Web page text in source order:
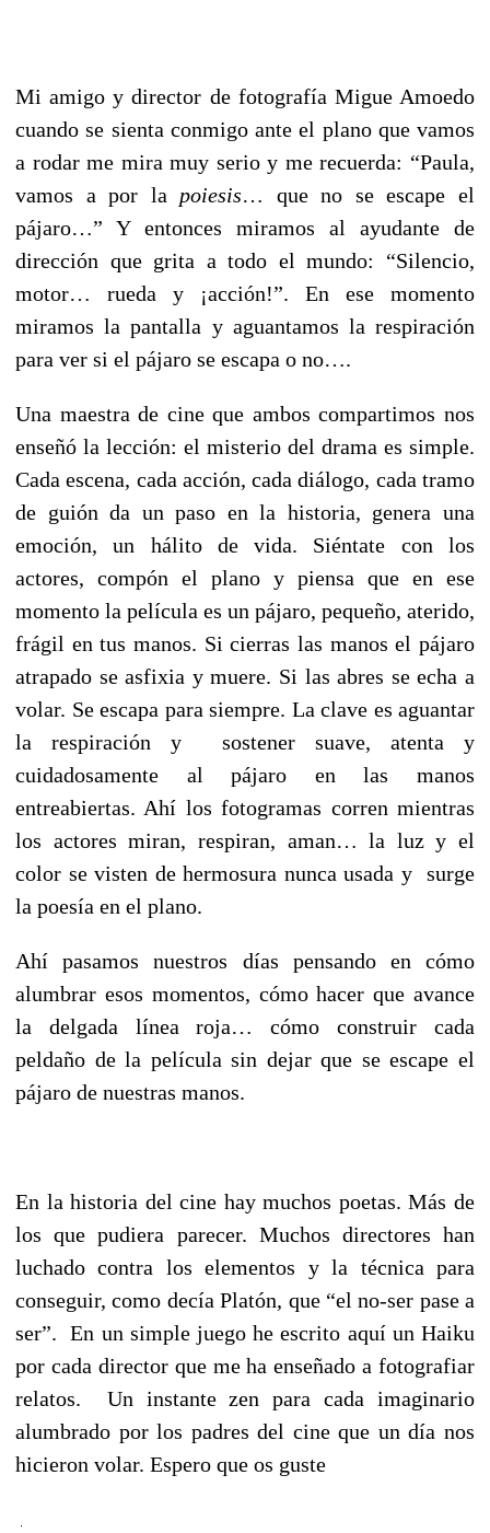
Mi amigo y director de fotografía Migue Amoedo
cuando se sienta conmigo ante el plano que vamos
a rodar me mira muy serio y me recuerda: “Paula,
vamos a por la poiesis… que no se escape el
pájaro…” Y entonces miramos al ayudante de
dirección que grita a todo el mundo: “Silencio,
motor… rueda y ¡acción!”. En ese momento
miramos la pantalla y aguantamos la respiración
para ver si el pájaro se escapa o no….
Una maestra de cine que ambos compartimos nos
enseñó la lección: el misterio del drama es simple.
Cada escena, cada acción, cada diálogo, cada tramo
de guión da un paso en la historia, genera una
emoción, un hálito de vida. Siéntate con los
actores, compón el plano y piensa que en ese
momento la película es un pájaro, pequeño, aterido,
frágil en tus manos. Si cierras las manos el pájaro
atrapado se asfixia y muere. Si las abres se echa a
volar. Se escapa para siempre. La clave es aguantar
la respiración y sostener suave, atenta y
cuidadosamente al pájaro en las manos
entreabiertas. Ahí los fotogramas corren mientras
los actores miran, respiran, aman… la luz y el
color se visten de hermosura nunca usada y surge
la poesía en el plano.
Ahí pasamos nuestros días pensando en cómo
alumbrar esos momentos, cómo hacer que avance
la delgada línea roja… cómo construir cada
peldaño de la película sin dejar que se escape el
pájaro de nuestras manos.
En la historia del cine hay muchos poetas. Más de
los que pudiera parecer. Muchos directores han
luchado contra los elementos y la técnica para
conseguir, como decía Platón, que “el no-ser pase a
ser”. En un simple juego he escrito aquí un Haiku
por cada director que me ha enseñado a fotografiar
relatos. Un instante zen para cada imaginario
alumbrado por los padres del cine que un día nos
hicieron volar. Espero que os guste